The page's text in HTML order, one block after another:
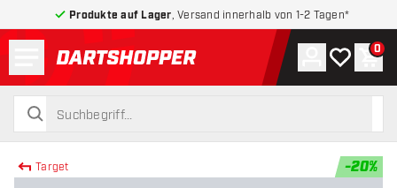
Produkte auf Lager , Versand innerhalb von 1-2 Tagen*
zurück zur Startseite
suchen
suchen
Konto
Meine 0
Target -20%